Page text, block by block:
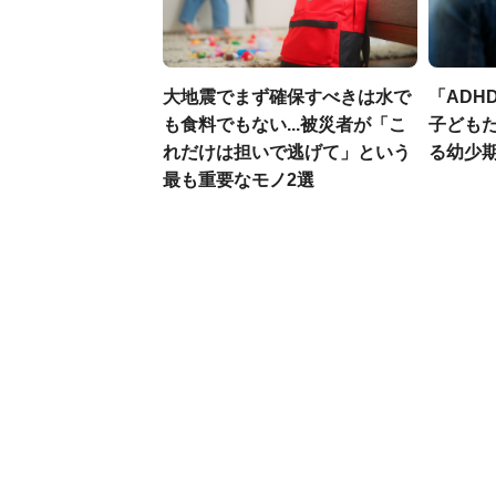
大地震でまず確保すべきは水で
も食料でもない...被災者が「こ
れだけは担いで逃げて」という
最も重要なモノ2選
「
子ども
る幼少